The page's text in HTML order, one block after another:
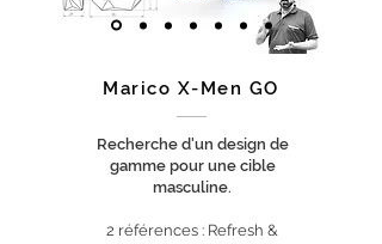
Marico X-Men GO
Recherche d'un design de
gamme pour une cible
masculine.
2 références : Refresh &